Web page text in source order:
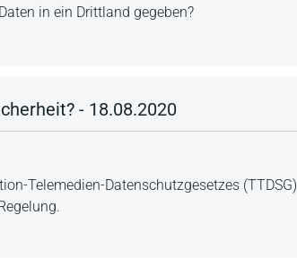
in ein Drittland gegeben?
- 18.08.2020
Telemedien-Datenschutzgesetzes (TTDSG)